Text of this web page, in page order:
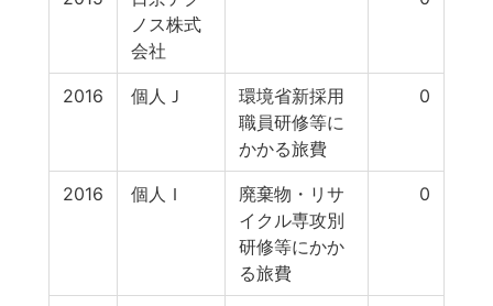
ノス株式
会社
2016 個人Ｊ
環境省新採用
職員研修等に
かかる旅費
0
2016 個人Ｉ
廃棄物・リサ
イクル専攻別
研修等にかか
る旅費
0